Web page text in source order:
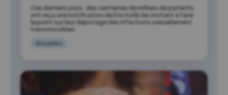
Ces derniers jours, des centaines de milliers de patients
ont reçu une notification de Doctolib les incitant à faire
le point sur leur dépistage des infections sexuellement
transmissibles.
Actualités